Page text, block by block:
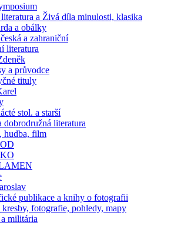
a Živá díla minulosti, klasika
a obálky
a zahraniční
literatura
a průvodce
tituly
stol. a starší
dobrodružná literatura
hudba, film
publikace a knihy o fotografii
fotografie, pohledy, mapy
militária